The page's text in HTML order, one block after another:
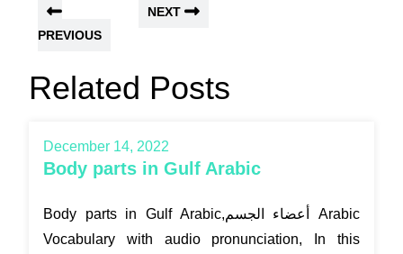
PREVIOUS
NEXT
Related Posts
December 14, 2022
Body parts in Gulf Arabic
Body parts in Gulf Arabic,أعضاء الجسم Arabic
Vocabulary with audio pronunciation, In this